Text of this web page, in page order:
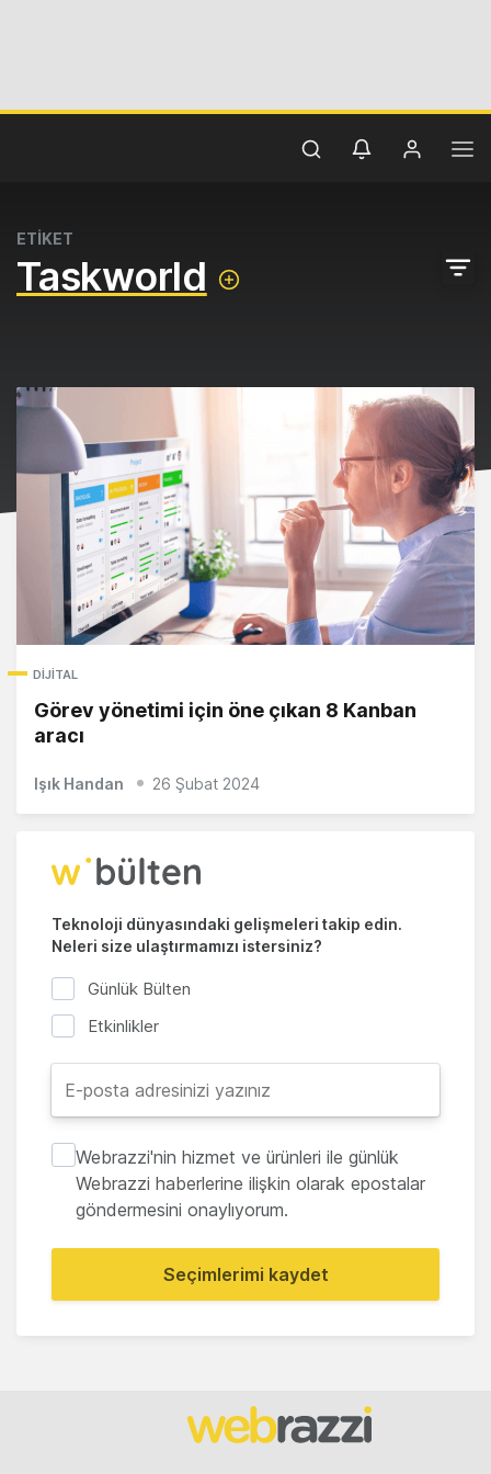
ETİKET
Taskworld
DIJITAL
Görev yönetimi için öne çıkan 8 Kanban
aracı
Işık Handan 26 Şubat 2024
Teknoloji dünyasındaki gelişmeleri takip edin.
Neleri size ulaştırmamızı istersiniz?
Günlük Bülten
Etkinlikler
Webrazzi'nin hizmet ve ürünleri ile günlük
Webrazzi haberlerine ilişkin olarak epostalar
göndermesini onaylıyorum.
Seçimlerimi kaydet